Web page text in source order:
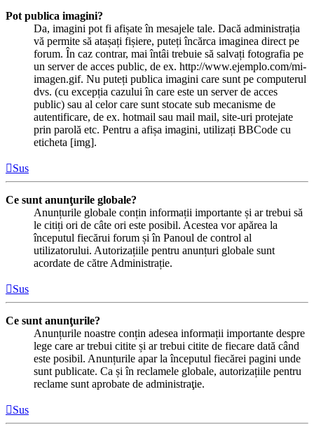
Pot publica imagini?
Da, imagini pot fi afișate în mesajele tale. Dacă administrația
vă permite să atașați fișiere, puteți încărca imaginea direct pe
forum. În caz contrar, mai întâi trebuie să salvați fotografia pe
un server de acces public, de ex. http://www.ejemplo.com/mi-
imagen.gif. Nu puteți publica imagini care sunt pe computerul
dvs. (cu excepția cazului în care este un server de acces
public) sau al celor care sunt stocate sub mecanisme de
autentificare, de ex. hotmail sau mail mail, site-uri protejate
prin parolă etc. Pentru a afișa imagini, utilizați BBCode cu
eticheta [img].
Sus
Ce sunt anunţurile globale?
Anunțurile globale conțin informații importante și ar trebui să
le citiți ori de câte ori este posibil. Acestea vor apărea la
începutul fiecărui forum și în Panoul de control al
utilizatorului. Autorizațiile pentru anunțuri globale sunt
acordate de către Administrație.
Sus
Ce sunt anunţurile?
Anunțurile noastre conțin adesea informații importante despre
lege care ar trebui citite și ar trebui citite de fiecare dată când
este posibil. Anunțurile apar la începutul fiecărei pagini unde
sunt publicate. Ca și în reclamele globale, autorizațiile pentru
reclame sunt aprobate de administraţie.
Sus